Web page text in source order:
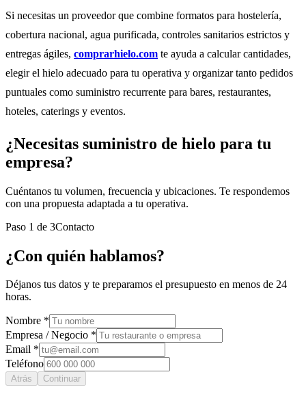
Si necesitas un proveedor que combine formatos para hostelería,
cobertura nacional, agua purificada, controles sanitarios estrictos y
entregas ágiles, comprarhielo.com te ayuda a calcular cantidades,
elegir el hielo adecuado para tu operativa y organizar tanto pedidos
puntuales como suministro recurrente para bares, restaurantes,
hoteles, caterings y eventos.
¿Necesitas suministro de hielo para tu
empresa?
Cuéntanos tu volumen, frecuencia y ubicaciones. Te respondemos
con una propuesta adaptada a tu operativa.
Paso 1 de 3Contacto
¿Con quién hablamos?
Déjanos tus datos y te preparamos el presupuesto en menos de 24
horas.
Nombre *
Empresa / Negocio *
Email *
Teléfono
Atrás Continuar